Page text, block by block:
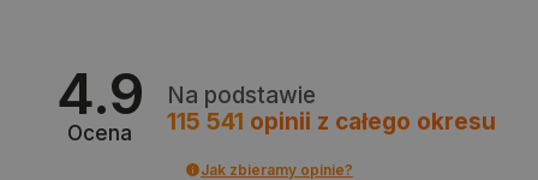
4.9
Ocena
Na podstawie
115 541 opinii z całego okresu
Jak zbieramy opinie?
PrestaShop-[abcdef0123456789]{32}